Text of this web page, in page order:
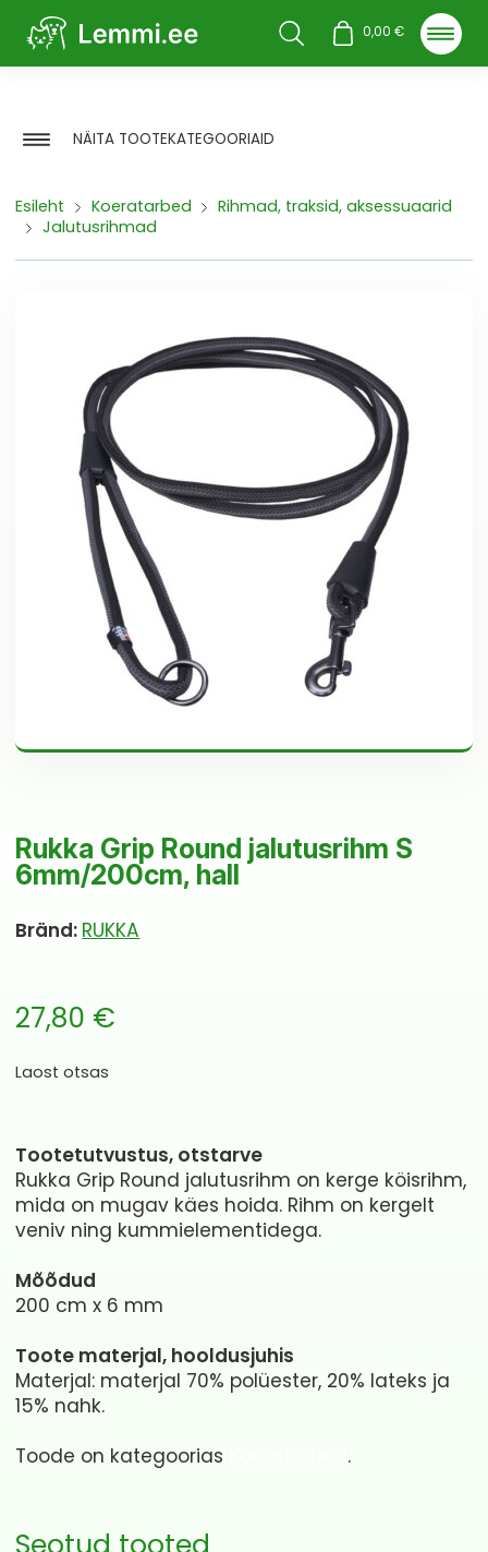
Otsi 0,00€
NÄITA TOOTEKATEGOORIAID
Esileht Koeratarbed
Rihmad, traksid, aksessuaarid
Jalutusrihmad
Rukka Grip Round jalutusrihm S
6mm/200cm, hall
Bränd: RUKKA
27,80 €
Laost otsas
Tootetutvustus, otstarve
Rukka Grip Round jalutusrihm on kerge köisrihm,
mida on mugav käes hoida. Rihm on kergelt
veniv ning kummielementidega.
Mõõdud
200 cm x 6 mm
Toote materjal, hooldusjuhis
Materjal: materjal 70% polüester, 20% lateks ja
15% nahk.
Toode on kategoorias
.